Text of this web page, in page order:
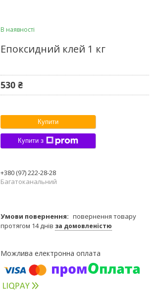
В наявності
Епоксидний клей 1 кг
530 ₴
Купити
Купити з
+380 (97) 222-28-28
Багатоканальний
повернення товару
протягом 14 днів за домовленістю